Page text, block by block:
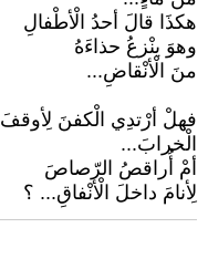
هكذَا قالَ أحدُ الْأطْفالِ
وهوَ ينْزعُ حذاءَهُ
منَ الْأنْقاضِ...
فهلْ أرْتدِي الْكفنَ لِأوقفَ
الْخرابَ...
أمْ أُراقصُ الرّصاصَ
لِأنامَ داخلَ الْأنْفاقِ... ؟